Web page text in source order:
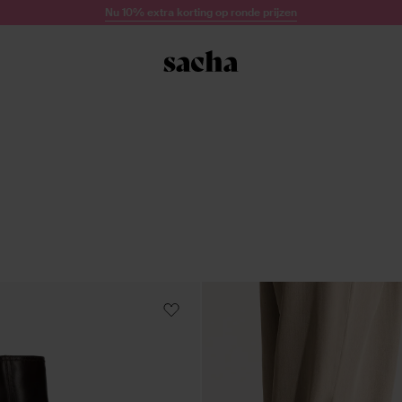
Nu 10% extra korting op ronde prijzen